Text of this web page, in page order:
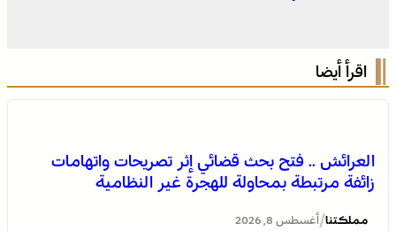
اقرأ أيضا
العرائش .. فتح بحث قضائي إثر تصريحات واتهامات
زائفة مرتبطة بمحاولة للهجرة غير النظامية
مملكتنا/ أغسطس 8, 2026